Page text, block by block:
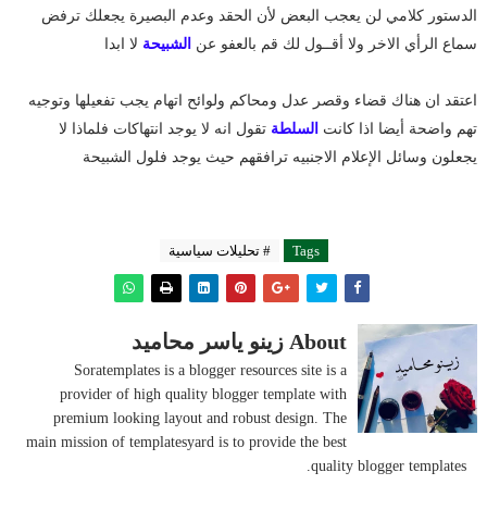
الدستور كلامي لن يعجب البعض لأن الحقد وعدم البصيرة يجعلك ترفض
سماع الرأي الاخر ولا أقــول لك قم بالعفو عن الشبيحة لا ابدا
اعتقد ان هناك قضاء وقصر عدل ومحاكم ولوائح اتهام يجب تفعيلها وتوجيه
تهم واضحة أيضا اذا كانت السلطة تقول انه لا يوجد انتهاكات فلماذا لا
يجعلون وسائل الإعلام الاجنبيه ترافقهم حيث يوجد فلول الشبيحة
Tags # تحليلات سياسية
About زينو ياسر محاميد
Soratemplates is a blogger resources site is a
provider of high quality blogger template with
premium looking layout and robust design. The
main mission of templatesyard is to provide the best
quality blogger templates.